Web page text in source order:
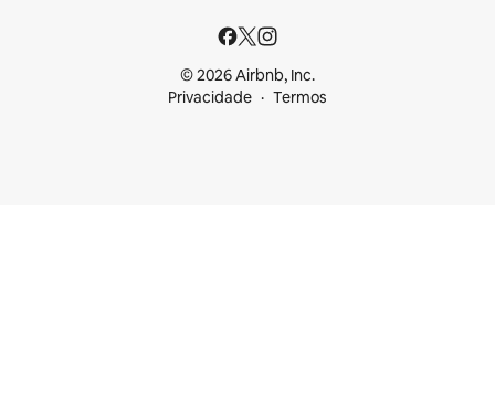
© 2026 Airbnb, Inc.
Privacidade
Termos